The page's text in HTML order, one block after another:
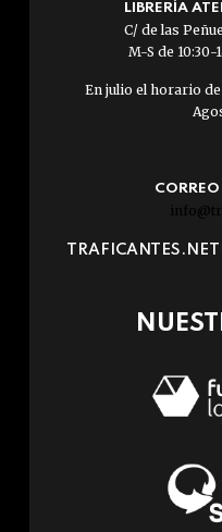
LIBRERÍA
C/ de las
M-S de 10:30-
En julio el horario
TRAFICANTES.NET